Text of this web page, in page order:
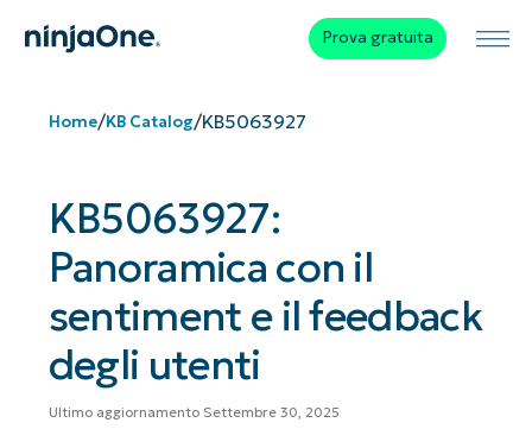
Prova gratuita
Home/KB Catalog/KB5063927
KB5063927:
Panoramica con il
sentiment e il feedback
degli utenti
Ultimo aggiornamento Settembre 30, 2025